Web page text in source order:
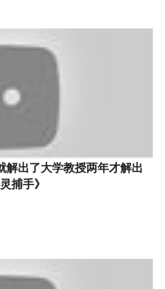
解出了大学教授两年才解出
捕手》